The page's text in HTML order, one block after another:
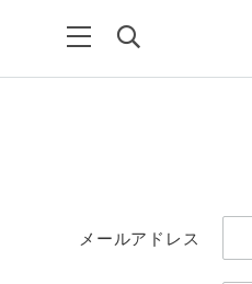
メールアドレス